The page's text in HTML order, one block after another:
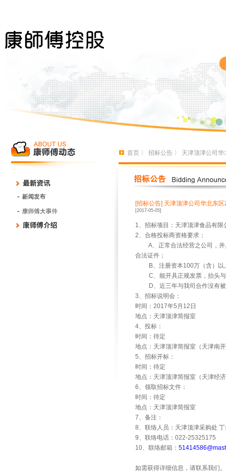
首页 〉 招标公告 〉 天津顶津公司
[招标公告] 天津顶津公司华北东
[2017-05-05]
1、招标项目：天津顶津食品有限
2、合格投标商资格要求：
A、正常合法经营之公司，
合法证件；
B、注册资本100万（含）以
C、能开具正规发票，抬头
D、近三年与我司合作没有
3、招标说明会：
时间： 2017年5 月 12 日
地点：天津顶津简报室
4、投标：
时间：待定
地点：天津顶津简报室（天津南
5、招标开标：
时间：待定
地点：天津顶津简报室（天津经
6、领取招标文件：
时间：待定
地点：天津顶津简报室
7、备注：
8、联络人员：天津顶津采购处
9、联络电话： 022-25325175
10、联络邮箱：
如需获得详细信息，请联系我们。